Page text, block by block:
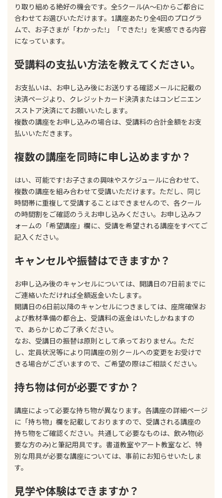
り取り組める絶好の機会です。全5クール(A〜E)からご都合に
合わせてお選びいただけます。1講座あたり全4回のプログラ
ムで、お子さまが「わかった!」「できた!」を実感できる内容
になっています。
受講料の支払い方法を教えてください。
お支払いは、お申し込み後にお送りする確認メールに記載の
決済ページより、クレジットカード決済またはコンビニエン
スストア決済にてお願いいたします。
複数の講座をお申し込みの場合は、受講料の合計金額をお支
払いいただきます。
複数の講座を同時に申し込めますか？
はい、可能です!お子さまの興味やスケジュールに合わせて、
複数の講座を組み合わせて受講いただけます。ただし、同じ
時間帯に重複して受講することはできませんので、各クール
の時間割をご確認のうえお申し込みください。お申し込みフ
ォームの「希望講座」欄に、受講を希望される講座をすべてご
記入ください。
キャンセルや振替はできますか？
お申し込み後のキャンセルについては、開講日の7日前までに
ご連絡いただければ全額返金いたします。
開講日の6日前以降のキャンセルにつきましては、座席確保お
よび教材準備の都合上、受講料の返金はいたしかねますの
で、あらかじめご了承ください。
なお、受講日の振替は原則として承っておりません。ただ
し、定員状況等により同講座の別クールへの変更をお受けで
きる場合がございますので、ご希望の際はご相談ください。
持ち物は何が必要ですか？
講座によって必要な持ち物が異なります。各講座の詳細ページ
に「持ち物」欄を記載しておりますので、受講される講座の
持ち物をご確認ください。共通して必要なものは、飲み物(必
要な方のみ)と筆記用具です。書道教室やアート教室など、特
別な用具が必要な講座については、事前にお知らせいたしま
す。
見学や体験はできますか？